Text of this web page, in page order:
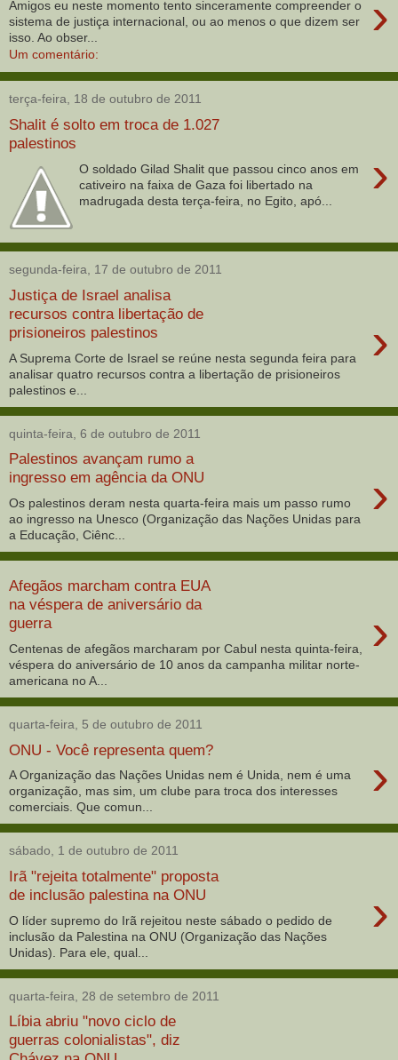
›
Amigos eu neste momento tento sinceramente compreender o
sistema de justiça internacional, ou ao menos o que dizem ser
isso. Ao obser...
Um comentário:
terça-feira, 18 de outubro de 2011
Shalit é solto em troca de 1.027
palestinos
›
O soldado Gilad Shalit que passou cinco anos em
cativeiro na faixa de Gaza foi libertado na
madrugada desta terça-feira, no Egito, apó...
segunda-feira, 17 de outubro de 2011
Justiça de Israel analisa
recursos contra libertação de
prisioneiros palestinos
›
A Suprema Corte de Israel se reúne nesta segunda feira para
analisar quatro recursos contra a libertação de prisioneiros
palestinos e...
quinta-feira, 6 de outubro de 2011
Palestinos avançam rumo a
ingresso em agência da ONU
›
Os palestinos deram nesta quarta-feira mais um passo rumo
ao ingresso na Unesco (Organização das Nações Unidas para
a Educação, Ciênc...
Afegãos marcham contra EUA
na véspera de aniversário da
guerra
›
Centenas de afegãos marcharam por Cabul nesta quinta-feira,
véspera do aniversário de 10 anos da campanha militar norte-
americana no A...
quarta-feira, 5 de outubro de 2011
ONU - Você representa quem? ›
A Organização das Nações Unidas nem é Unida, nem é uma
organização, mas sim, um clube para troca dos interesses
comerciais. Que comun...
sábado, 1 de outubro de 2011
Irã "rejeita totalmente" proposta
de inclusão palestina na ONU
›
O líder supremo do Irã rejeitou neste sábado o pedido de
inclusão da Palestina na ONU (Organização das Nações
Unidas). Para ele, qual...
quarta-feira, 28 de setembro de 2011
Líbia abriu "novo ciclo de
guerras colonialistas", diz